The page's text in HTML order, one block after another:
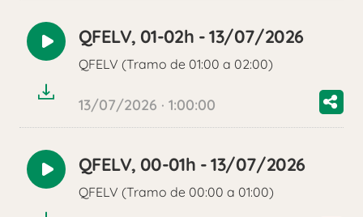
Reproducir
audio
QFELV, 01-02h - 13/07/2026
QFELV (Tramo de 01:00 a 02:00)
13/07/2026 · 1:00:00
Reproducir
audio
QFELV, 00-01h - 13/07/2026
QFELV (Tramo de 00:00 a 01:00)